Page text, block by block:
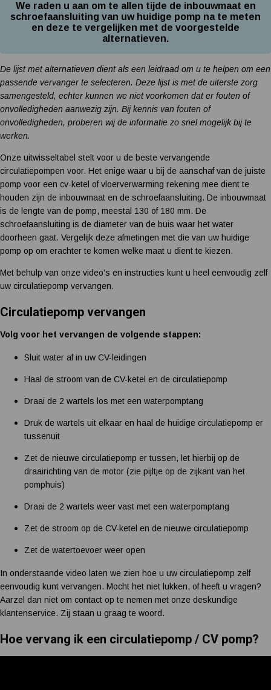
We raden u aan om te allen tijde de inbouwmaat en
schroefaansluiting van uw huidige pomp na te meten
en deze te vergelijken met de voorgestelde
alternatieven.
De lijst met alternatieven dient als een leidraad om u te helpen om een
passende vervanger te selecteren. Deze lijst is met de uiterste zorg
samengesteld, echter kunnen we niet voorkomen dat er fouten of
onvolledigheden aanwezig zijn. Bij kennis van fouten of
onvolledigheden, proberen wij de informatie zo snel mogelijk bij te
werken.
Onze uitwisseltabel stelt voor u de beste vervangende
circulatiepompen voor. Het enige waar u bij de aanschaf van de juiste
pomp voor een cv-ketel of vloerverwarming rekening mee dient te
houden zijn de inbouwmaat en de schroefaansluiting. De inbouwmaat
is de lengte van de pomp, meestal 130 of 180 mm. De
schroefaansluiting is de diameter van de buis waar het water
doorheen gaat. Vergelijk deze afmetingen met die van uw huidige
pomp op om erachter te komen welke maat u dient te kiezen.
Met behulp van onze video’s en instructies kunt u heel eenvoudig zelf
uw circulatiepomp vervangen.
Circulatiepomp vervangen
Volg voor het vervangen de volgende stappen:
Sluit water af in uw CV-leidingen
Haal de stroom van de CV-ketel en de circulatiepomp
Draai de 2 wartels los met een waterpomptang
Druk de wartels uit elkaar en haal de huidige circulatiepomp er
tussenuit
Zet de nieuwe circulatiepomp er tussen, let hierbij op de
draairichting van de motor (zie pijltje op de zijkant van het
pomphuis)
Draai de 2 wartels weer vast met een waterpomptang
Zet de stroom op de CV-ketel en de nieuwe circulatiepomp
Zet de watertoevoer weer open
In onderstaande video laten we zien hoe u uw circulatiepomp zelf
eenvoudig kunt vervangen. Mocht het niet lukken, of heeft u vragen?
Aarzel dan niet om contact op te nemen met onze deskundige
klantenservice. Zij staan u graag te woord.
Hoe vervang ik een circulatiepomp / CV pomp?